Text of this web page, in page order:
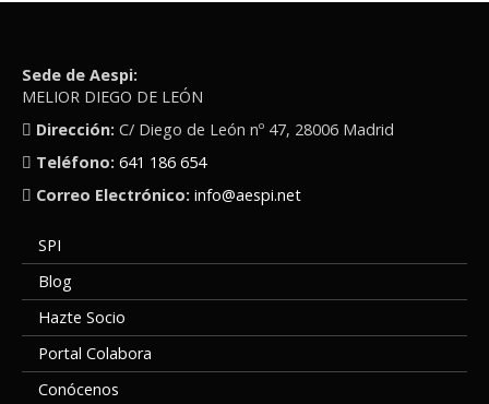
Sede de Aespi:
MELIOR DIEGO DE LEÓN
Dirección: C/ Diego de León nº 47, 28006 Madrid
Teléfono: 641 186 654
Correo Electrónico: info@aespi.net
SPI
Blog
Hazte Socio
Portal Colabora
Conócenos